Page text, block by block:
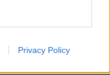
Privacy Policy